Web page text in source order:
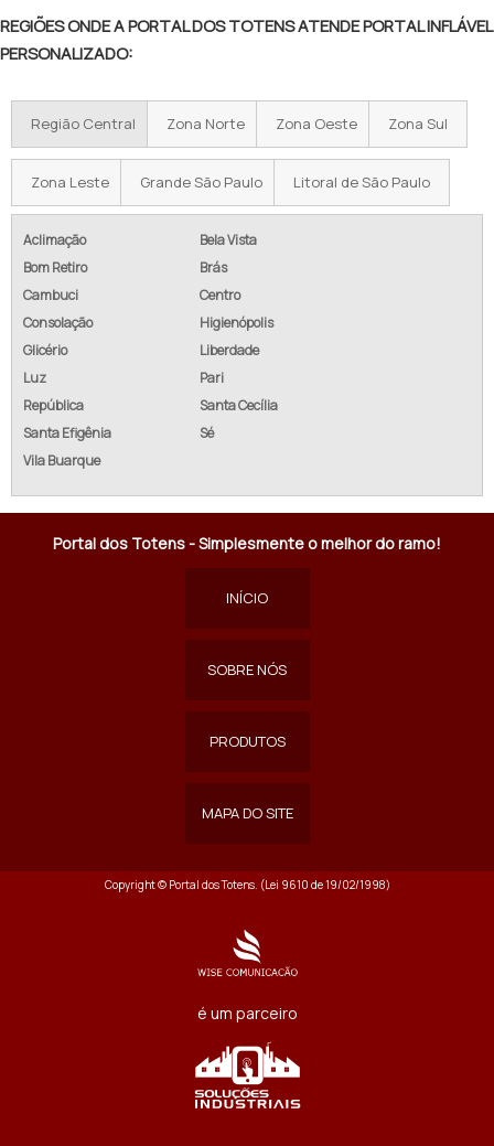
REGIÕES ONDE A PORTAL DOS TOTENS ATENDE PORTAL INFLÁVEL
PERSONALIZADO:
Região Central Zona Norte Zona Oeste Zona Sul
Zona Leste Grande São Paulo Litoral de São Paulo
Aclimação
Bela Vista
Bom Retiro
Brás
Cambuci
Centro
Consolação
Higienópolis
Glicério
Liberdade
Luz
Pari
República
Santa Cecília
Santa Efigênia
Sé
Vila Buarque
Portal dos Totens - Simplesmente o melhor do ramo!
INÍCIO
SOBRE NÓS
PRODUTOS
MAPA DO SITE
Copyright © Portal dos Totens. (Lei 9610 de 19/02/1998)
é um parceiro